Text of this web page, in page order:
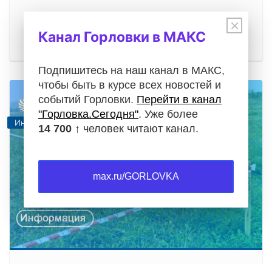
внимательности. Будь то проверка документов
при покупке квартиры, регистрация…
Информация
×
Канал Горловки в МАКС
Подпишитесь на наш канал в МАКС,
чтобы быть в курсе всех новостей и
событий Горловки. Перейти в канал
"Горловка.Сегодня". Уже более
14 700 ↑ человек читают канал.
max.ru/GORLOVKA